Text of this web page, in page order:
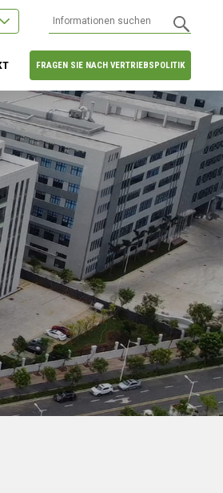
FRAGEN SIE NACH VERTRIEBSPOLITIK